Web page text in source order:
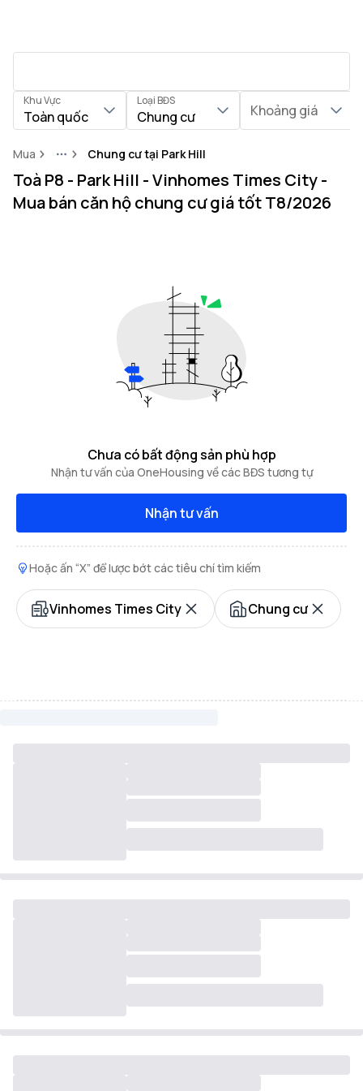
Khu Vực
Toàn quốc
Loại BĐS
Chung cư Khoảng giá
Mua MoreChung cư tại Park Hill
Toà P8 - Park Hill - Vinhomes Times City -
Mua bán căn hộ chung cư giá tốt T8/2026
Chưa có bất động sản phù hợp
Nhận tư vấn của OneHousing về các BĐS tương tự
Nhận tư vấn
Hoặc ấn “X” để lược bớt các tiêu chí tìm kiếm
Vinhomes Times City Chung cư